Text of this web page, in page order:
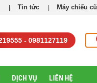
Tin tức Máy chiếu cũ
- 0981127119
DỊCH VỤ LIÊN HỆ